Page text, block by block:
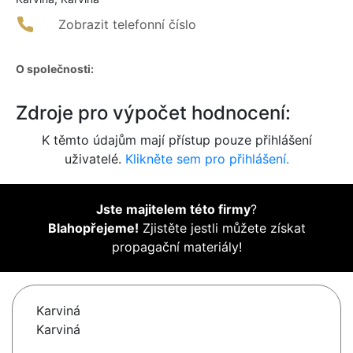
Zobrazit telefonní číslo
O společnosti:
Zdroje pro výpočet hodnocení:
K těmto údajům mají přístup pouze přihlášení
uživatelé. Klikněte sem pro přihlášení.
Jste majitelem této firmy?
Blahopřejeme! Zjistěte jestli můžete získat
propagační materiály!
Karviná
Karviná